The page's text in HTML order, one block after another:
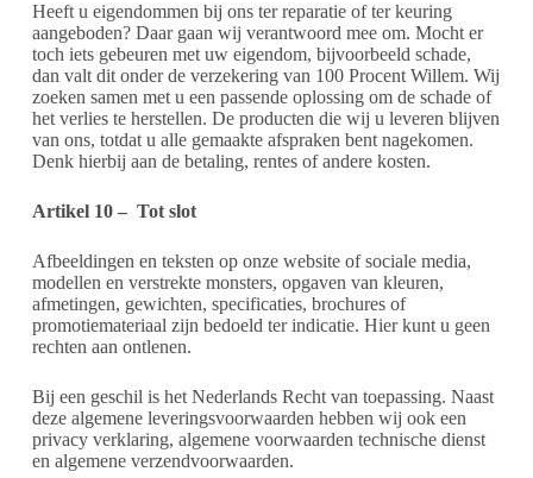
Heeft u eigendommen bij ons ter reparatie of ter keuring
aangeboden? Daar gaan wij verantwoord mee om. Mocht er
toch iets gebeuren met uw eigendom, bijvoorbeeld schade,
dan valt dit onder de verzekering van 100 Procent Willem. Wij
zoeken samen met u een passende oplossing om de schade of
het verlies te herstellen. De producten die wij u leveren blijven
van ons, totdat u alle gemaakte afspraken bent nagekomen.
Denk hierbij aan de betaling, rentes of andere kosten.
Artikel 10 – Tot slot
Afbeeldingen en teksten op onze website of sociale media,
modellen en verstrekte monsters, opgaven van kleuren,
afmetingen, gewichten, specificaties, brochures of
promotiemateriaal zijn bedoeld ter indicatie. Hier kunt u geen
rechten aan ontlenen.
Bij een geschil is het Nederlands Recht van toepassing. Naast
deze algemene leveringsvoorwaarden hebben wij ook een
privacy verklaring, algemene voorwaarden technische dienst
en algemene verzendvoorwaarden.